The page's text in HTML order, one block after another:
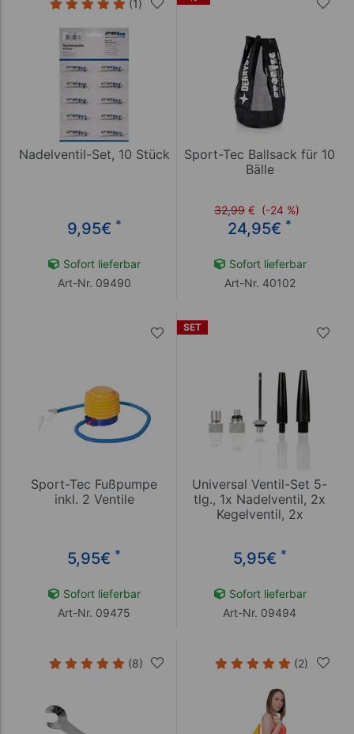
(1)
Nadelventil-Set, 10 Stück
9,95€ *
Sofort lieferbar
Art-Nr. 09490
Sport-Tec Ballsack für 10
Bälle
32,99 € (-24 %)
24,95€ *
Sofort lieferbar
Art-Nr. 40102
Sport-Tec Fußpumpe
inkl. 2 Ventile
5,95€ *
Sofort lieferbar
Art-Nr. 09475
SET
Universal Ventil-Set 5-
tlg., 1x Nadelventil, 2x
Kegelventil, 2x
5,95€ *
Sofort lieferbar
Art-Nr. 09494
(8) (2)